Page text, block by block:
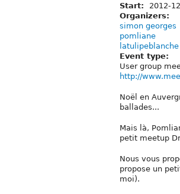
Start: 2012-
Organizers:
simon georges
pomliane
latulipeblanche
Event type:
User group
http://
Noël en
ballades...
Mais là,
petit meetup
Nous vous
propose un
moi).